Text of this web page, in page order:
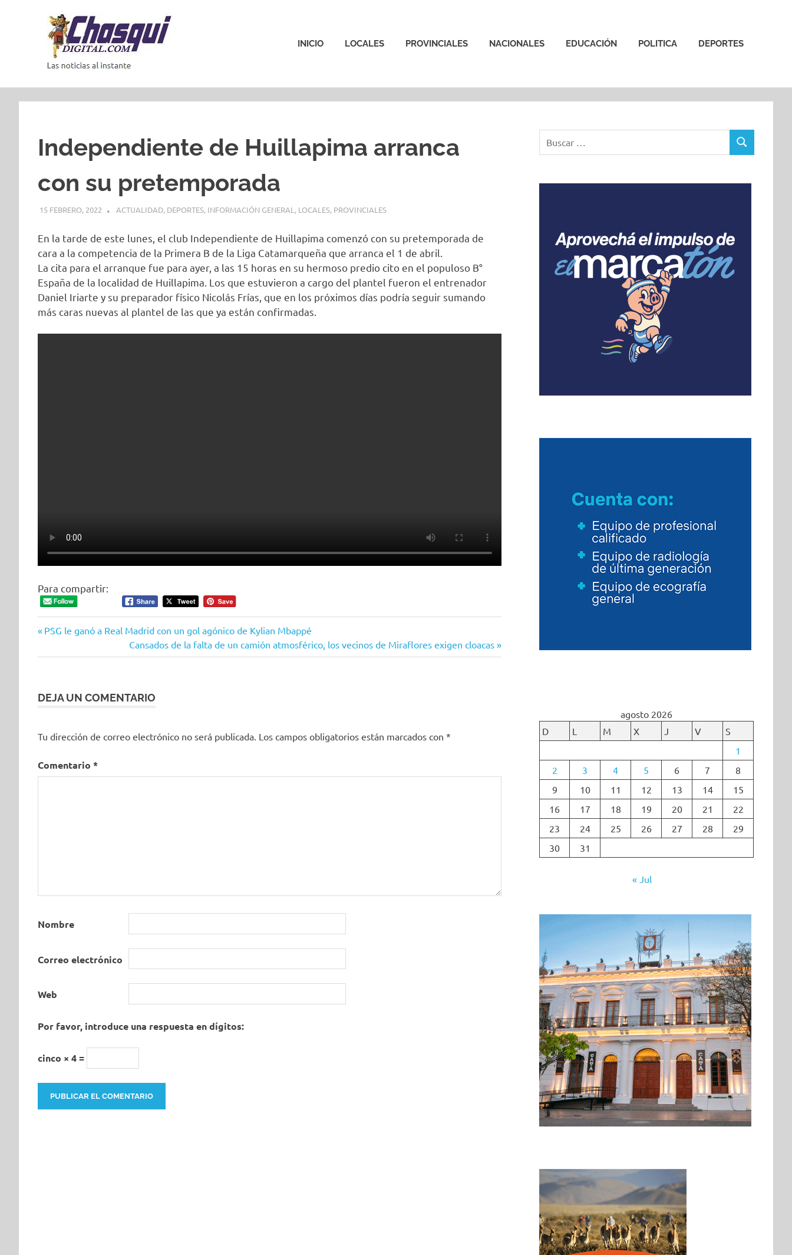
INICIO LOCALES PROVINCIALES NACIONALES EDUCACIÓN POLITICA DEPORTES
Independiente de Huillapima arranca
con su pretemporada
15 FEBRERO, 2022 ACTUALIDAD, DEPORTES, INFORMACIÓN GENERAL , LOCALES, PROVINCIALES
En la tarde de este lunes, el club Independiente de Huillapima comenzó con su pretemporada de
cara a la competencia de la Primera B de la Liga Catamarqueña que arranca el 1 de abril.
La cita para el arranque fue para ayer, a las 15 horas en su hermoso predio cito en el populoso B°
España de la localidad de Huillapima. Los que estuvieron a cargo del plantel fueron el entrenador
Daniel Iriarte y su preparador físico Nicolás Frías, que en los próximos días podría seguir sumando
más caras nuevas al plantel de las que ya están confirmadas.
Para compartir:
Navegación
de
Entrada
PSG le ganó a Real Madrid con un gol agónico de Kylian Mbappé
Siguiente
entrada:
Cansados de la falta de un camión atmosférico, los vecinos de Miraflores exigen cloacas
DEJA UN COMENTARIO
Tu dirección de correo electrónico no será publicada. Los campos obligatorios están marcados con *
Comentario *
Nombre
Correo electrónico
Web
Por favor, introduce una respuesta en dígitos:
cinco × 4 =
BUSCAR
agosto 2026
D
L M X J V
S
1
2
3 4 5 6 7
8
9
10 11 12 13 14
15
16
17 18 19 20 21
22
23
24 25 26 27 28
29
30
31
« Jul